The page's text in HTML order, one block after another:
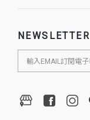
NEWSLETTER